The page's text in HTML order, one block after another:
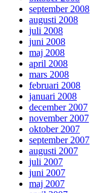
september 2008
augusti 2008
juli 2008
juni 2008
maj 2008
april 2008
mars 2008
februari 2008
januari 2008
december 2007
november 2007
oktober 2007
september 2007
augusti 2007
juli 2007
juni 2007
maj 2007